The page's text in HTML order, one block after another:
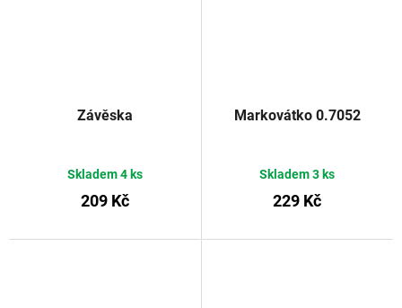
Závěska
Skladem4 ks
209 Kč
Markovátko 0.7052
Skladem3 ks
229 Kč